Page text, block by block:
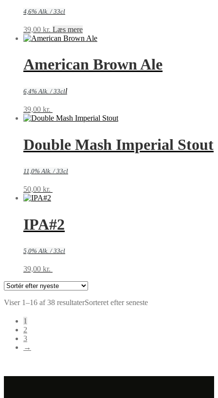
4,6% Alk. / 33cl
39,00 kr. Læs mere
American Brown Ale
6,4% Alk. / 33cll
39,00 kr.
Double Mash Imperial Stout
11,0% Alk. / 33cl
50,00 kr.
IPA#2
5,0% Alk. / 33cl
39,00 kr.
Viser 1–16 af 38 resultaterSorteret efter seneste
1
2
3
→